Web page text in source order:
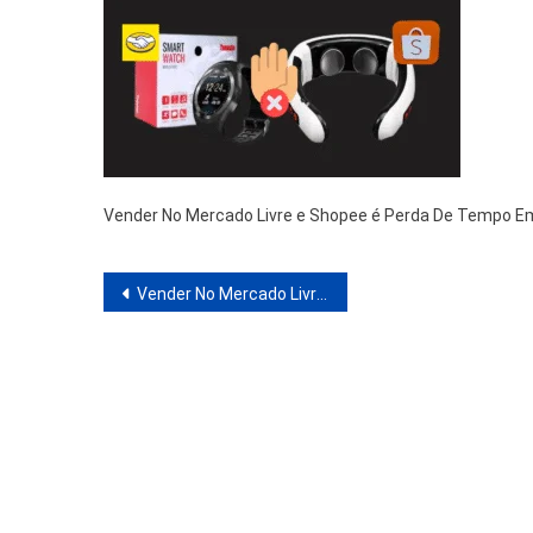
Vender No Mercado Livre e Shopee é Perda De Tempo
Navegação
Vender No Mercado Livre e Shopee é Perda De Tempo Em 2025? Quais Produtos Anunciar